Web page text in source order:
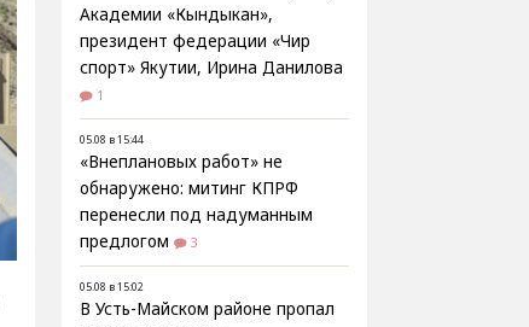
Академии «Кындыкан»,
президент федерации «Чир
спорт» Якутии, Ирина Данилова
1
05.08 в 15:44
«Внеплановых работ» не
обнаружено: митинг КПРФ
перенесли под надуманным
предлогом
3
05.08 в 15:02
В Усть-Майском районе пропал